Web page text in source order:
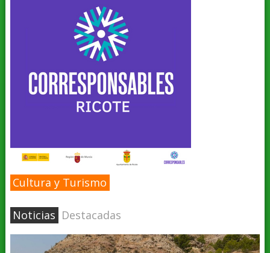
Cultura y Turismo
Noticias Destacadas